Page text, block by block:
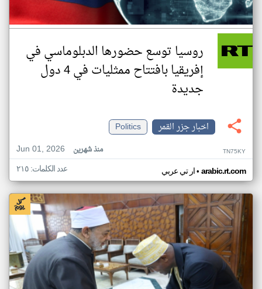
روسيا توسع حضورها الدبلوماسي في
إفريقيا بافتتاح ممثليات في 4 دول
جديدة
اخبار جزر القمر
Politics
Jun 01, 2026
منذ شهرين TN75KY
ار تي عربي• arabic.rt.com عدد الكلمات: ٢١٥